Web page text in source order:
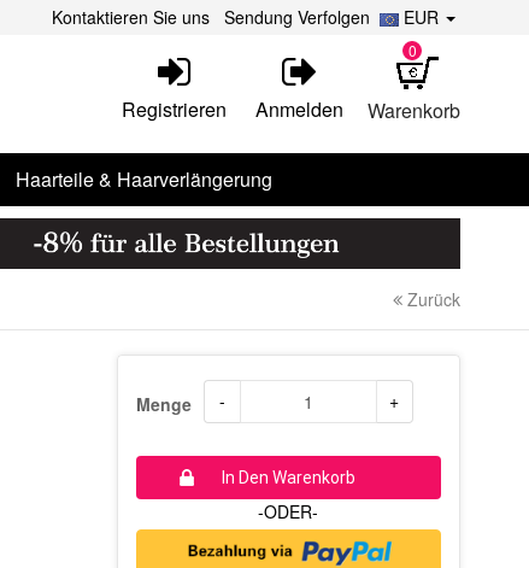
EUR
Kontaktieren Sie uns Sendung Verfolgen
Warenkorb
0
Registrieren Anmelden
Haarteile & Haarverlängerung
Zurück
Menge - +
In Den Warenkorb
-ODER-